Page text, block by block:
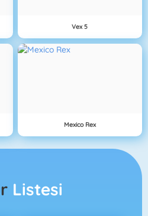
Vex 5
Mexico Rex
Listesi